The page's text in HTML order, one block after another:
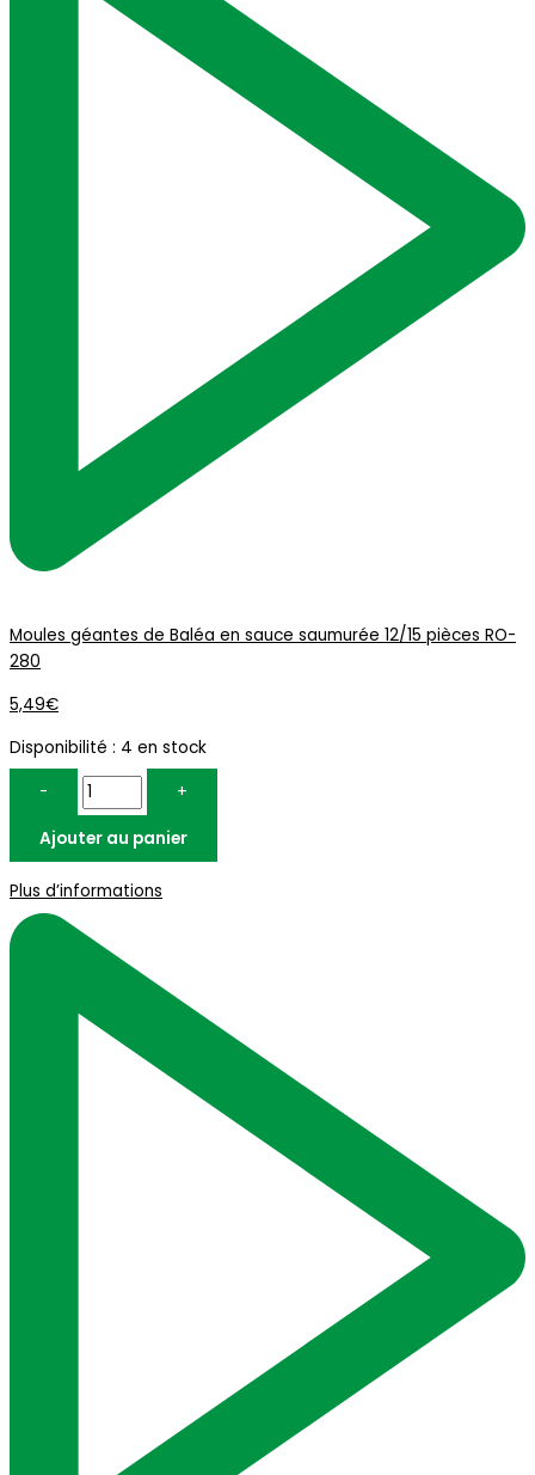
Moules géantes de Baléa en sauce saumurée 12/15 pièces RO-
280
5,49€
Disponibilité : 4 en stock
-
+
Ajouter au panier
Plus d’informations